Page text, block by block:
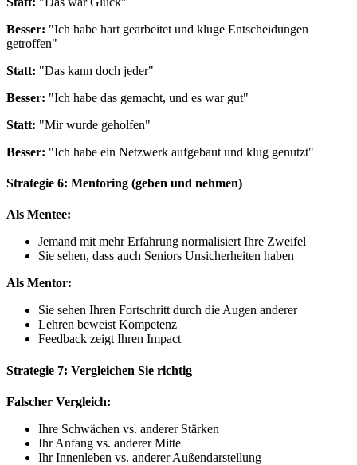
Besser: "Ich habe hart gearbeitet und kluge Entscheidungen
getroffen"
Statt: "Das kann doch jeder"
Besser: "Ich habe das gemacht, und es war gut"
Statt: "Mir wurde geholfen"
Besser: "Ich habe ein Netzwerk aufgebaut und klug genutzt"
Strategie 6: Mentoring (geben und nehmen)
Als Mentee:
Jemand mit mehr Erfahrung normalisiert Ihre Zweifel
Sie sehen, dass auch Seniors Unsicherheiten haben
Als Mentor:
Sie sehen Ihren Fortschritt durch die Augen anderer
Lehren beweist Kompetenz
Feedback zeigt Ihren Impact
Strategie 7: Vergleichen Sie richtig
Falscher Vergleich:
Ihre Schwächen vs. anderer Stärken
Ihr Anfang vs. anderer Mitte
Ihr Innenleben vs. anderer Außendarstellung